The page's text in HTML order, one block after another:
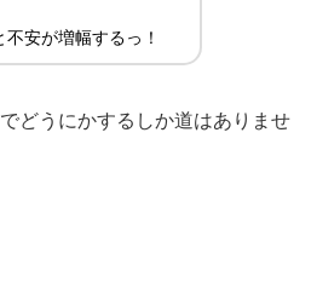
安が増幅するっ！
どうにかするしか道はありませ